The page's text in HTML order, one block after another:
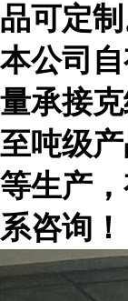
品可定制
本公司
量承接
至吨级
等生产
系咨询！